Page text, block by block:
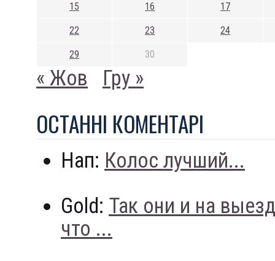
15 16 17
22 23 24
29 30
« Жов Гру »
ОСТАННI КОМЕНТАРI
Нап: Колос лучший...
Gold: Так они и на
что ...